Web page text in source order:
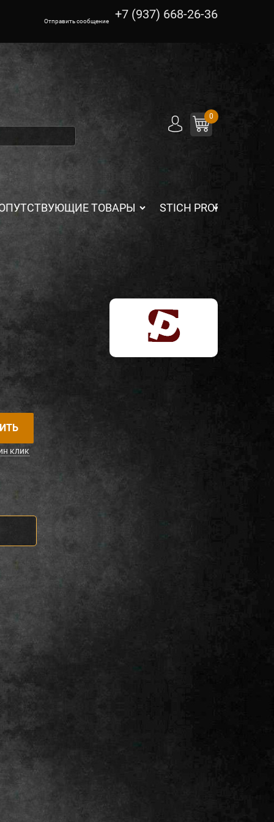
Отправить сообщение +7 (937) 668-26-36
0
ТОВАРЫ STICH PROFI
клик